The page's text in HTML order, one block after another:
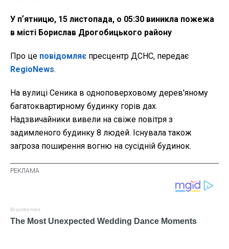
У пʼятницю, 15 листопада, о 05:30 виникла пожежа
в місті Борислав Дрогобицького району
Про це повідомляє пресцентр ДСНС, передає
RegioNews.
На вулиці Сеника в одноповерховому дерев'яному
багатоквартирному будинку горів дах.
Надзвичайники вивели на свіже повітря з
задимленого будинку 8 людей. Існувала також
загроза поширення вогню на сусідній будинок.